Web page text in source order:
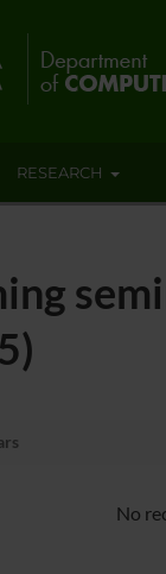
RESEARCH
No